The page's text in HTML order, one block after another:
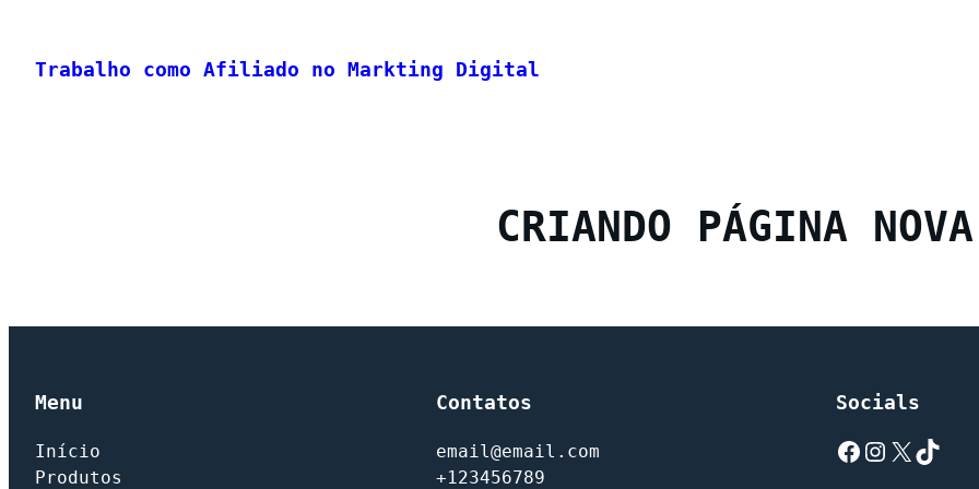
Trabalho como Afiliado no Markting Digital
CRIANDO PÁGINA NOVA
Menu
Início
Produtos
Contatos
email@email.com
+123456789
Socials